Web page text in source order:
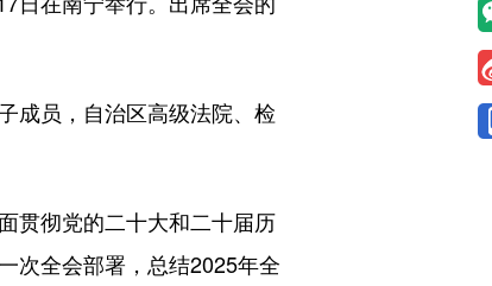
成员，自治区高级法院、检
贯彻党的二十大和二十届历
次全会部署，总结2025年全